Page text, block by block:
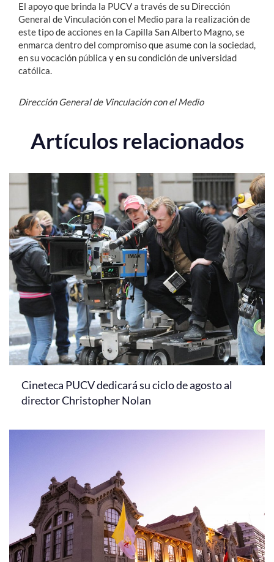
El apoyo que brinda la PUCV a través de su Dirección
General de Vinculación con el Medio para la realización de
este tipo de acciones en la Capilla San Alberto Magno, se
enmarca dentro del compromiso que asume con la sociedad,
en su vocación pública y en su condición de universidad
católica.
Dirección General de Vinculación con el Medio
Artículos relacionados
Cineteca PUCV dedicará su ciclo de agosto al
director Christopher Nolan